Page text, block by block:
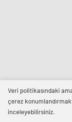
Veri politikasındaki
çerez
inceleyebilirsiniz.